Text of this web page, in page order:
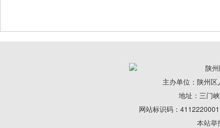
陕
主办单位：陕州
地址：三门
网站标识码：
本站举